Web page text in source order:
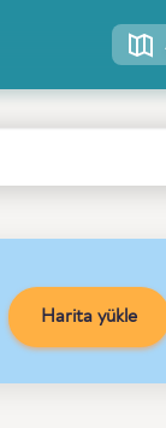
Harita yükle